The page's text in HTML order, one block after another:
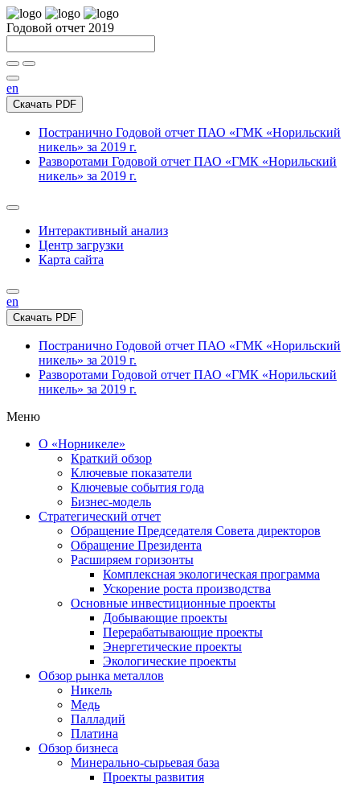
Годовой отчет 2019
en
Скачать PDF
Постранично Годовой отчет ПАО «ГМК «Норильский
никель» за 2019 г.
Разворотами Годовой отчет ПАО «ГМК «Норильский
никель» за 2019 г.
Интерактивный анализ
Центр загрузки
Карта сайта
en
Скачать PDF
Постранично Годовой отчет ПАО «ГМК «Норильский
никель» за 2019 г.
Разворотами Годовой отчет ПАО «ГМК «Норильский
никель» за 2019 г.
Меню
О «Норникеле»
Краткий обзор
Ключевые показатели
Ключевые события года
Бизнес-модель
Стратегический отчет
Обращение Председателя Совета директоров
Обращение Президента
Расширяем горизонты
Комплексная экологическая программа
Ускорение роста производства
Основные инвестиционные проекты
Добывающие проекты
Перерабатывающие проекты
Энергетические проекты
Экологические проекты
Обзор рынка металлов
Никель
Медь
Палладий
Платина
Обзор бизнеса
Минерально-сырьевая база
Проекты развития